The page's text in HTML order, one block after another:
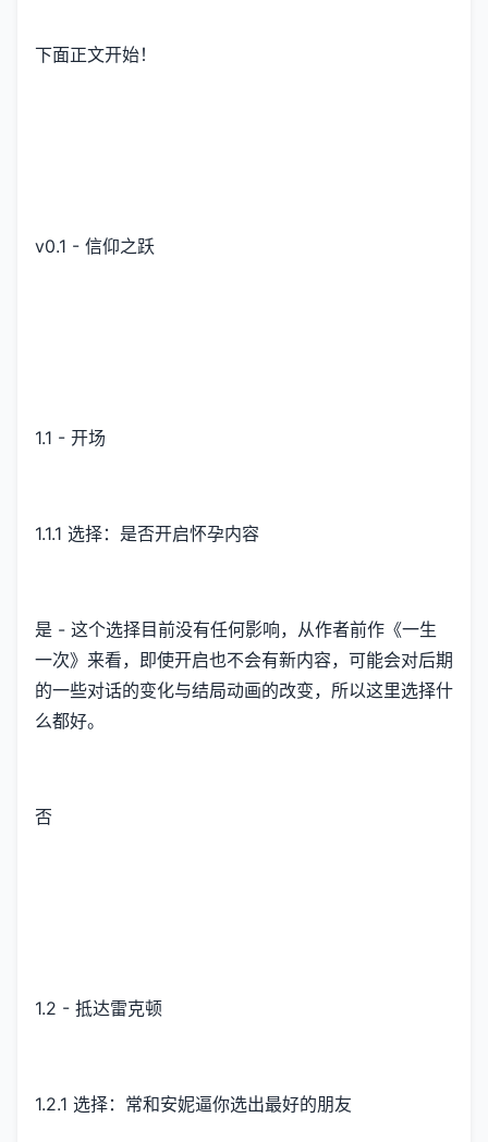
下面正文开始！
v0.1 - 信仰之跃
1.1 - 开场
1.1.1 选择：是否开启怀孕内容
是 - 这个选择目前没有任何影响，从作者前作《一生
一次》来看，即使开启也不会有新内容，可能会对后期
的一些对话的变化与结局动画的改变，所以这里选择什
么都好。
否
1.2 - 抵达雷克顿
1.2.1 选择：常和安妮逼你选出最好的朋友